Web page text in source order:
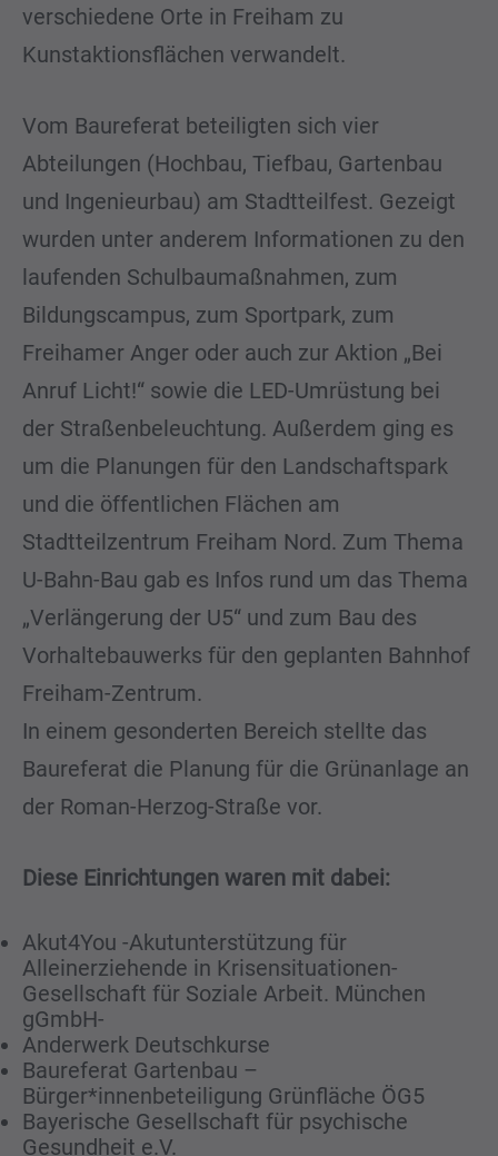
verschiedene Orte in Freiham zu
Kunstaktionsflächen verwandelt.
Vom Baureferat beteiligten sich vier
Abteilungen (Hochbau, Tiefbau, Gartenbau
und Ingenieurbau) am Stadtteilfest. Gezeigt
wurden unter anderem Informationen zu den
laufenden Schulbaumaßnahmen, zum
Bildungscampus, zum Sportpark, zum
Freihamer Anger oder auch zur Aktion „Bei
Anruf Licht!“ sowie die LED-Umrüstung bei
der Straßenbeleuchtung. Außerdem ging es
um die Planungen für den Landschaftspark
und die öffentlichen Flächen am
Stadtteilzentrum Freiham Nord. Zum Thema
U-Bahn-Bau gab es Infos rund um das Thema
„Verlängerung der U5“ und zum Bau des
Vorhaltebauwerks für den geplanten Bahnhof
Freiham-Zentrum.
In einem gesonderten Bereich stellte das
Baureferat die Planung für die Grünanlage an
der Roman-Herzog-Straße vor.
Diese Einrichtungen waren mit dabei:
Akut4You -Akutunterstützung für
Alleinerziehende in Krisensituationen-
Gesellschaft für Soziale Arbeit. München
gGmbH-
Anderwerk Deutschkurse
Baureferat Gartenbau –
Bürger*innenbeteiligung Grünfläche ÖG5
Bayerische Gesellschaft für psychische
Gesundheit e.V.